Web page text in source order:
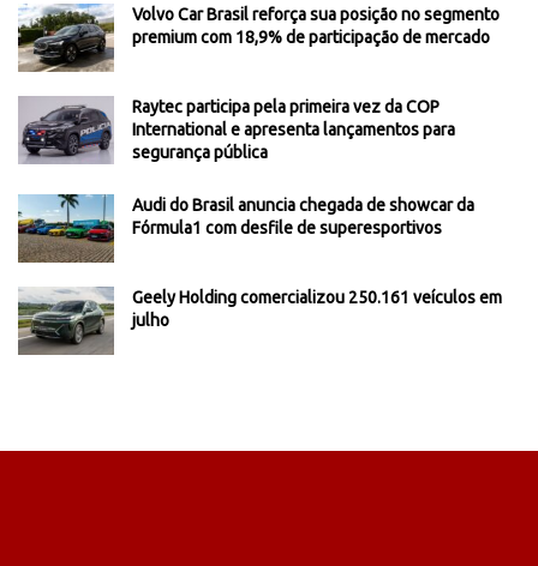
Volvo Car Brasil reforça sua posição no segmento
premium com 18,9% de participação de mercado
Raytec participa pela primeira vez da COP
International e apresenta lançamentos para
segurança pública
Audi do Brasil anuncia chegada de showcar da
Fórmula1 com desfile de superesportivos
Geely Holding comercializou 250.161 veículos em
julho